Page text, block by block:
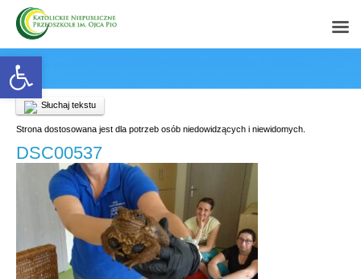
Open toolbar
Słuchaj tekstu
Strona dostosowana jest dla potrzeb osób niedowidzących i niewidomych.
DSC00537